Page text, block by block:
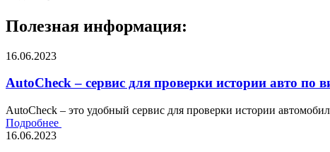
Полезная информация:
16.06.2023
AutoCheck – сервис для проверки истории авто по
AutoCheck – это удобный сервис для проверки истории
Подробнее
16.06.2023